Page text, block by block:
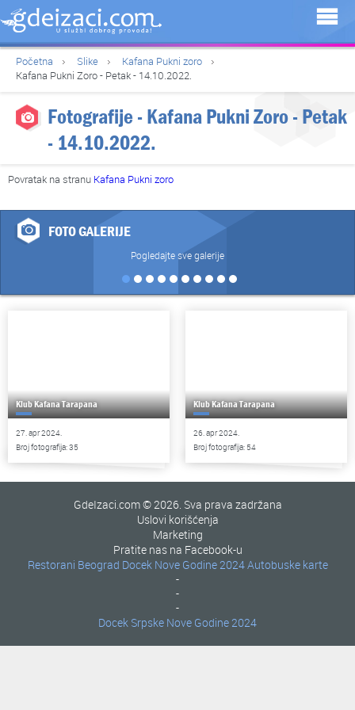
Početna Slike
Kafana Pukni zoro
Kafana Pukni Zoro - Petak - 14.10.2022.
Fotografije - Kafana Pukni Zoro - Petak
- 14.10.2022.
Povratak na stranu Kafana Pukni zoro
FOTO GALERIJE
Pogledajte sve galerije
Klub Kafana Tarapana
27. apr 2024.
Broj fotografija: 35
Klub Kafana Tarapana
26. apr 2024.
Broj fotografija: 54
GdeIzaci.com © 2026. Sva prava zadržana
Uslovi korišćenja
Marketing
Pratite nas na Facebook-u
Restorani Beograd
-
Docek Nove Godine 2024
-
Autobuske karte
-
Docek Srpske Nove Godine 2024